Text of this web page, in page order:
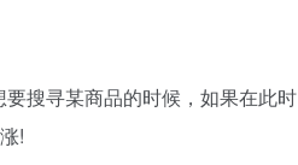
搜寻某商品的时候，如果在此时
!